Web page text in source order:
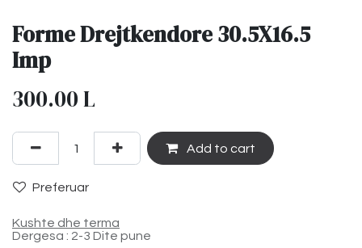
Forme Drejtkendore 30.5X16.5
Imp
300.00L
Add to cart
Preferuar
Kushte dhe terma
Dergesa : 2-3 Dite pune